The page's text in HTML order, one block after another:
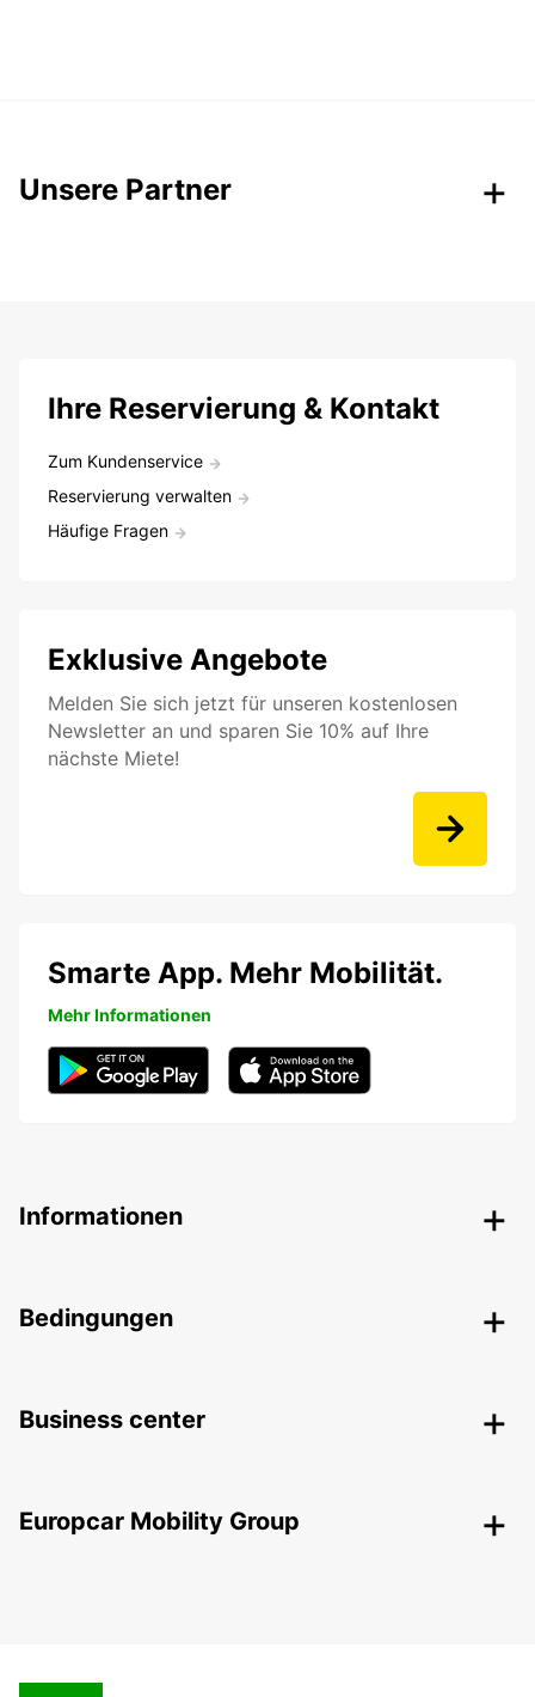
Unsere Partner
Ihre Reservierung & Kontakt
Zum Kundenservice
Reservierung verwalten
Häufige Fragen
Exklusive Angebote
Melden Sie sich jetzt für unseren kostenlosen
Newsletter an und sparen Sie 10% auf Ihre
nächste Miete!
Smarte App. Mehr Mobilität.
Mehr Informationen
Informationen
Bedingungen
Business center
Europcar Mobility Group